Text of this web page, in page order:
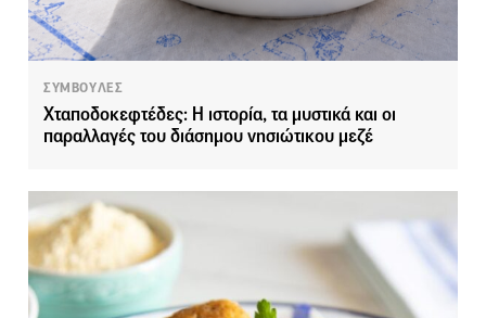
ΣΥΜΒΟΥΛΕΣ
Χταποδοκεφτέδες: Η ιστορία, τα μυστικά και οι
παραλλαγές του διάσημου νησιώτικου μεζέ